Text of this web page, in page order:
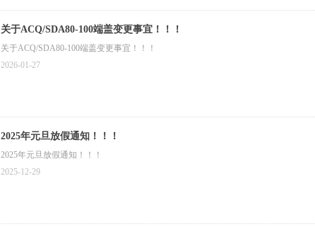
关于ACQ/SDA80-100端盖变更事宜！！！
关于ACQ/SDA80-100端盖变更事宜！！！
2026-01-27
2025年元旦放假通知！！！
2025年元旦放假通知！！！
2025-12-29